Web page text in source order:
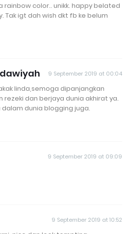
rainbow color.. unikk. happy belated
Tak igt dah wish dkt fb ke belum
9 September 2019 at 00:04
linda,semoga dipanjangkan
rezeki dan berjaya dunia akhirat ya.
dunia blogging juga.
9 September 2019 at 09:09
9 September 2019 at 10:52